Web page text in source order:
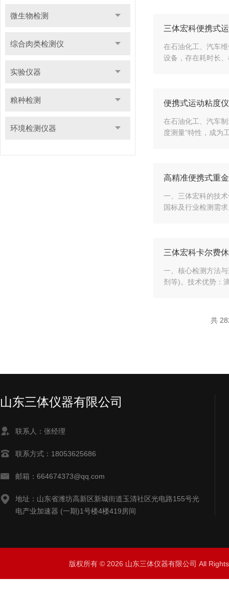
微生物检测
综合肉类检测仪
实验仪器
粮种检测
环境检测仪器
三体宏科便携式
在石油化工、汽车
设备，存在耗时长
便携式运动粘度
在石油化工、汽车
度测量”特性，成为
高精准便携式重
一、三体宏科的技
国标及行业检测需
三体宏科卡尔费
一、核心检测方法
剂等)。技术优势：
共
山东三体仪器有限公司
联系人：张经理
联系方式：18053625686
邮箱：664674373@qq.com
地址：山东省潍坊高新区新城街道玉清社区光电路155号光
电产业加速器 (一期)1号楼4楼419房间
版权所有 © 2026 山东三体仪器有限公司 All